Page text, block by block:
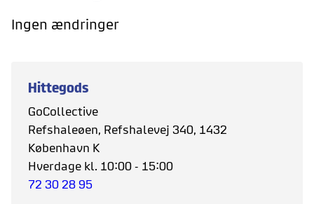
Ingen ændringer
Hittegods
GoCollective
Refshaleøen, Refshalevej 340, 1432
København K
Hverdage kl. 10:00 - 15:00
72 30 28 95